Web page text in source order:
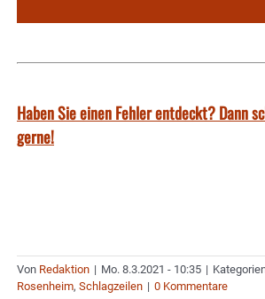
Haben Sie einen Fehler entdeckt? Dann
gerne!
Von Redaktion | Mo. 8.3.2021 - 10:35 |
Rosenheim, Schlagzeilen | 0 Kommentare